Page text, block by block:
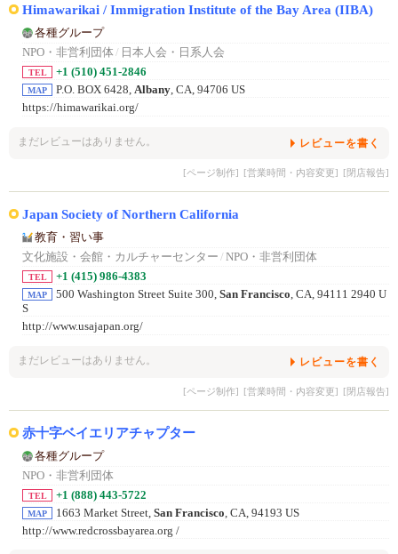
Himawarikai / Immigration Institute of the Bay Area (IIBA)
各種グループ
NPO・非営利団体 / 日本人会・日系人会
TEL +1 (510) 451-2846
MAP P.O. BOX 6428, Albany, CA, 94706 US
https://himawarikai.org/
まだレビューはありません。 レビューを書く
[ページ制作] [営業時間・内容変更] [閉店報告]
Japan Society of Northern California
教育・習い事
文化施設・会館・カルチャーセンター / NPO・非営利団体
TEL +1 (415) 986-4383
MAP 500 Washington Street Suite 300, San Francisco, CA, 94111 2940 U
S
http://www.usajapan.org/
まだレビューはありません。 レビューを書く
[ページ制作] [営業時間・内容変更] [閉店報告]
赤十字ベイエリアチャプター
各種グループ
NPO・非営利団体
TEL +1 (888) 443-5722
MAP 1663 Market Street, San Francisco , CA, 94193 US
http://www.redcrossbayarea.org /